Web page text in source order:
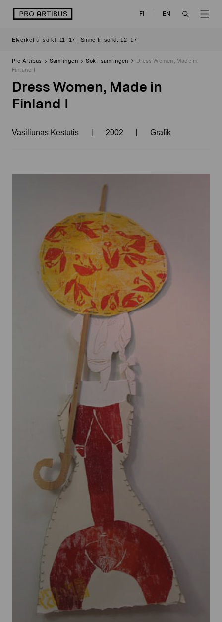
logo FI
EN
Elverket ti–sö kl. 11–17 | Sinne ti–sö kl. 12–17
Pro Artibus Samlingen Sök i samlingen
Dress Women, Made in
Finland I
Dress Women, Made in
Finland I
Vasiliunas Kestutis | 2002 | Grafik